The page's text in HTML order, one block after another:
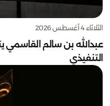
الثلاثاء 4 أغسطس 2026
عبدالله بن سالم القاسمي
التنفيذي